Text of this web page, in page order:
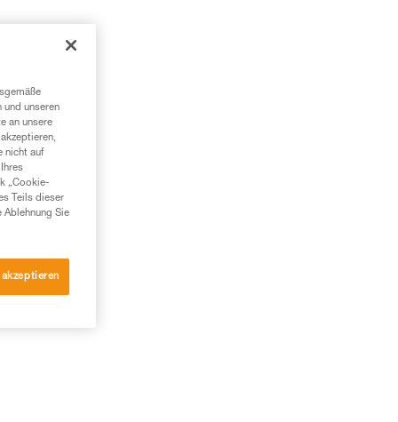
und unseren
an unsere
nicht auf
„Cookie-
Teils dieser
Ablehnung Sie